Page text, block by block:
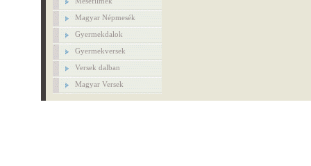
Magyar Népmesék
Gyermekdalok
Gyermekversek
Versek dalban
Magyar Versek